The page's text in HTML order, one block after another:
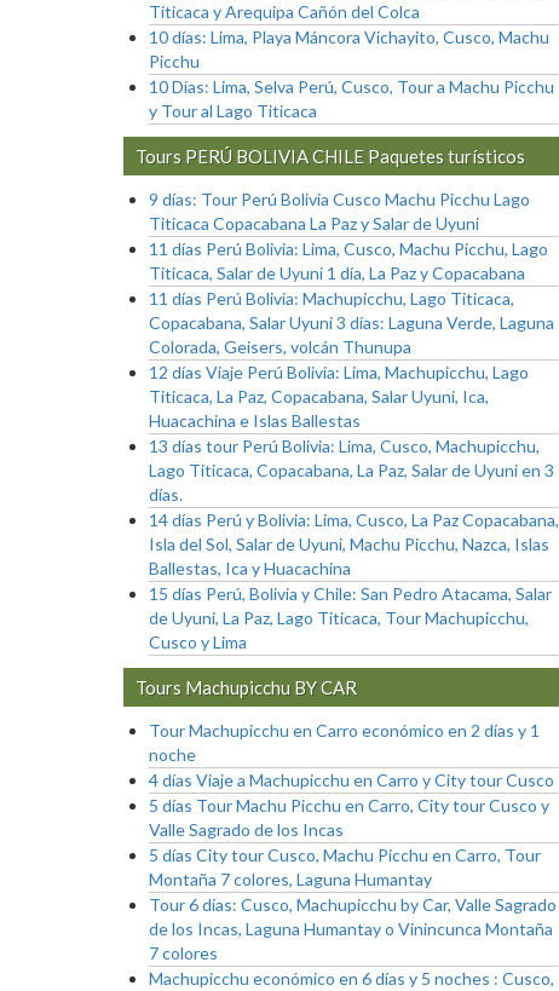
Titicaca y Arequipa Cañón del Colca
10 días: Lima, Playa Máncora Vichayito, Cusco, Machu
Picchu
10 Días: Lima, Selva Perú, Cusco, Tour a Machu Picchu
y Tour al Lago Titicaca
Tours PERÚ BOLIVIA CHILE Paquetes turísticos
9 días: Tour Perú Bolivia Cusco Machu Picchu Lago
Titicaca Copacabana La Paz y Salar de Uyuni
11 días Perú Bolivia: Lima, Cusco, Machu Picchu, Lago
Titicaca, Salar de Uyuni 1 día, La Paz y Copacabana
11 días Perú Bolivia: Machupicchu, Lago Titicaca,
Copacabana, Salar Uyuni 3 días: Laguna Verde, Laguna
Colorada, Geisers, volcán Thunupa
12 días Viaje Perú Bolivia: Lima, Machupicchu, Lago
Titicaca, La Paz, Copacabana, Salar Uyuni, Ica,
Huacachina e Islas Ballestas
13 días tour Perú Bolivia: Lima, Cusco, Machupicchu,
Lago Titicaca, Copacabana, La Paz, Salar de Uyuni en 3
días.
14 días Perú y Bolivia: Lima, Cusco, La Paz Copacabana,
Isla del Sol, Salar de Uyuni, Machu Picchu, Nazca, Islas
Ballestas, Ica y Huacachina
15 días Perú, Bolivia y Chile: San Pedro Atacama, Salar
de Uyuni, La Paz, Lago Titicaca, Tour Machupicchu,
Cusco y Lima
Tours Machupicchu BY CAR
Tour Machupicchu en Carro económico en 2 días y 1
noche
4 días Viaje a Machupicchu en Carro y City tour Cusco
5 días Tour Machu Picchu en Carro, City tour Cusco y
Valle Sagrado de los Incas
5 días City tour Cusco, Machu Picchu en Carro, Tour
Montaña 7 colores, Laguna Humantay
Tour 6 días: Cusco, Machupicchu by Car, Valle Sagrado
de los Incas, Laguna Humantay o Vinincunca Montaña
7 colores
Machupicchu económico en 6 días y 5 noches : Cusco,